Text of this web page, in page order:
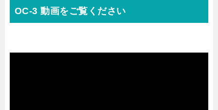
OC-3 動画をご覧ください